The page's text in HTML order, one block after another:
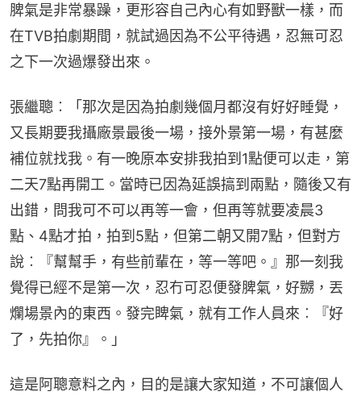
脾氣是非常暴躁，更形容自己內心有如野獸一樣，而
在TVB拍劇期間，就試過因為不公平待遇，忍無可忍
之下一次過爆發出來。
張繼聰︰「那次是因為拍劇幾個月都沒有好好睡覺，
又長期要我攝廠景最後一場，接外景第一場，有甚麼
補位就找我。有一晚原本安排我拍到1點便可以走，第
二天7點再開工。當時已因為延誤搞到兩點，隨後又有
出錯，問我可不可以再等一會，但再等就要凌晨3
點、4點才拍，拍到5點，但第二朝又開7點，但對方
說︰『幫幫手，有些前輩在，等一等吧。』那一刻我
覺得已經不是第一次，忍冇可忍便發脾氣，好嬲，丟
爛場景內的東西。發完睥氣，就有工作人員來︰『好
了，先拍你』。」
這是阿聰意料之內，目的是讓大家知道，不可讓個人